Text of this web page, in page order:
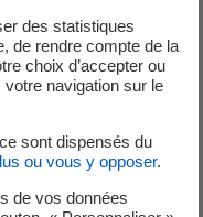
naturelle de la
la sécurité des
d’élagage doivent
les arbres
Dès lors qu’un
ces distances, la
à 100 % et le
des statistiques
de rendre compte de la
choix d’accepter ou
navigation sur le
sont dispensés du
ou vous y opposer.
de vos données